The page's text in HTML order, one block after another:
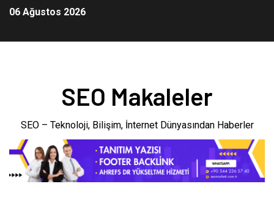
06 Ağustos 2026
SEO Makaleler
SEO – Teknoloji, Bilişim, İnternet Dünyasından Haberler